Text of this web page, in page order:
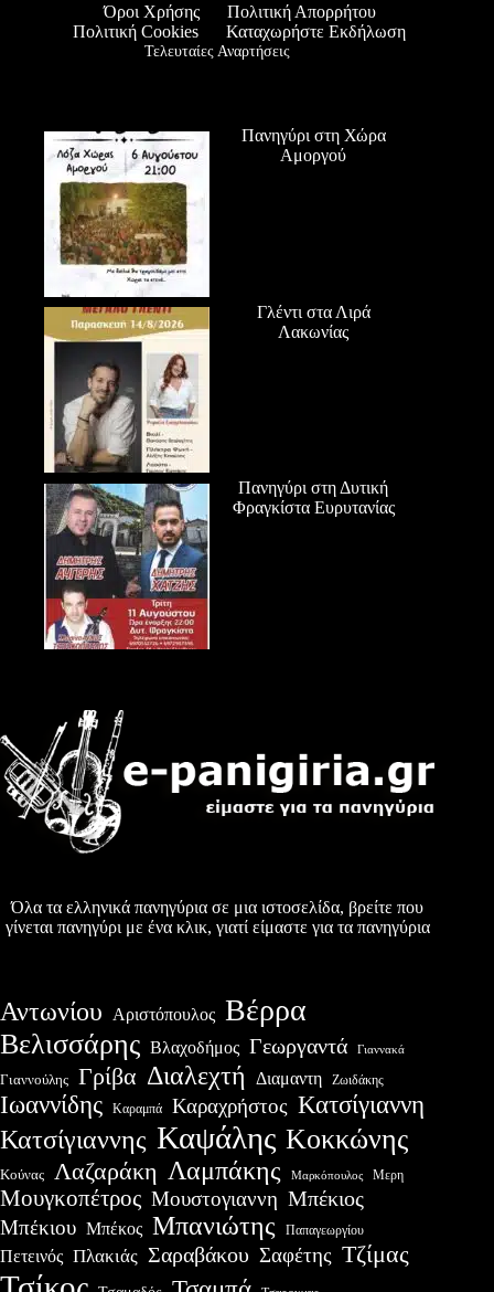
Όροι Χρήσης
Πολιτική Απορρήτου
Πολιτική Cookies
Καταχωρήστε Εκδήλωση
Τελευταίες Αναρτήσεις
Πανηγύρι στη Χώρα
Αμοργού
Γλέντι στα Λιρά
Λακωνίας
Πανηγύρι στη Δυτική
Φραγκίστα Ευρυτανίας
Όλα τα ελληνικά πανηγύρια σε μια ιστοσελίδα, βρείτε που
γίνεται πανηγύρι με ένα κλικ, γιατί είμαστε για τα πανηγύρια
Αντωνίου Αριστόπουλος Βέρρα
Βελισσάρης Βλαχοδήμος Γεωργαντά Γιαννακά
Γιαννούλης Γρίβα Διαλεχτή Διαμαντη Ζωιδάκης
Ιωαννίδης Καραμπά Καραχρήστος Κατσίγιαννη
Κατσίγιαννης Καψάλης Κοκκώνης
Κούνας Λαζαράκη Λαμπάκης Μαρκόπουλος Μερη
Μουγκοπέτρος Μουστογιαννη Μπέκιος
Μπέκιου Μπέκος Μπανιώτης Παπαγεωργίου
Πετεινός Πλακιάς Σαραβάκου Σαφέτης Τζίμας